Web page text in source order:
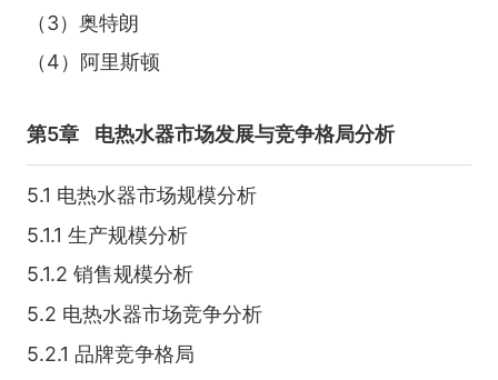
（3）奥特朗
（4）阿里斯顿
第5章 电热水器市场发展与竞争格局分析
5.1 电热水器市场规模分析
5.1.1 生产规模分析
5.1.2 销售规模分析
5.2 电热水器市场竞争分析
5.2.1 品牌竞争格局